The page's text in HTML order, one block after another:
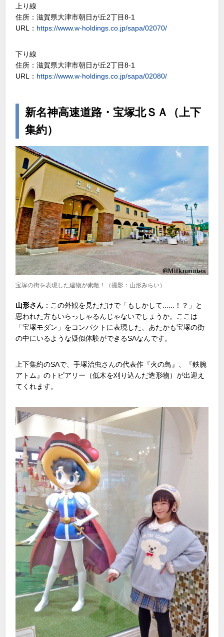
上り線
住所：滋賀県大津市朝日が丘2丁目8-1
URL： https://www.w-holdings.co.jp/sapa/02070/
下り線
住所：滋賀県大津市朝日が丘2丁目8-1
URL： https://www.w-holdings.co.jp/sapa/02080/
新名神高速道路・宝塚北ＳＡ（上下
集約）
宝塚の街を表現した建物が素敵！（撮影：山形みらい）
山形さん ：この外観を見ただけで「もしかして......！？」と
思われた方もいらっしゃるんじゃないでしょうか。ここは
「宝塚モダン」をコンパクトに表現した、あたかも宝塚の街
の中にいるような疑似体験ができるSAなんです。
上下集約のSAで、手塚治虫さんの代表作『火の鳥』、『鉄腕
アトム』のトピアリー（低木を刈り込んだ造形物）が出迎え
てくれます。